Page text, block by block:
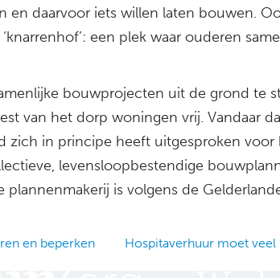
en daarvoor iets willen laten bouwen.
een plek waar ouderen
bouwprojecten uit de grond te
van het dorp woningen vrij. Vandaar
zich in principe heeft uitgesproken voor
levensloopbestendige
plannenmakerij is volgens de
en beperken
Hospitaverhuur moet